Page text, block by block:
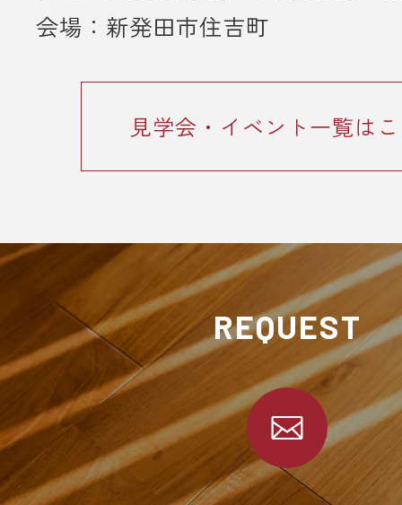
会場：新発田市住吉町
見学会・イベント一覧は
REQUEST